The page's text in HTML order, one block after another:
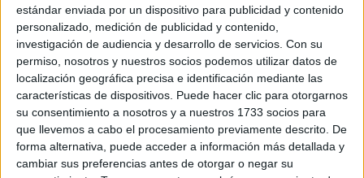
estándar enviada por un dispositivo para publicidad y contenido
personalizado, medición de publicidad y contenido,
investigación de audiencia y desarrollo de servicios. Con su
permiso, nosotros y nuestros socios podemos utilizar datos de
localización geográfica precisa e identificación mediante las
características de dispositivos. Puede hacer clic para otorgarnos
su consentimiento a nosotros y a nuestros 1733 socios para
que llevemos a cabo el procesamiento previamente descrito. De
forma alternativa, puede acceder a información más detallada y
cambiar sus preferencias antes de otorgar o negar su
ALIMENTACIÓN
Qué es el Omega 3: para qué sirve y cuáles son sus
beneficios en la dieta diaria